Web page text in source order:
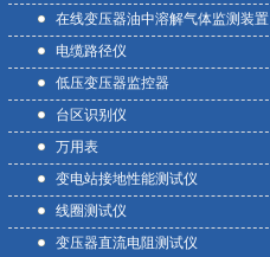
在线变压器油中溶解气体监测装置
电缆路径仪
低压变压器监控器
台区识别仪
万用表
变电站接地性能测试仪
线圈测试仪
变压器直流电阻测试仪